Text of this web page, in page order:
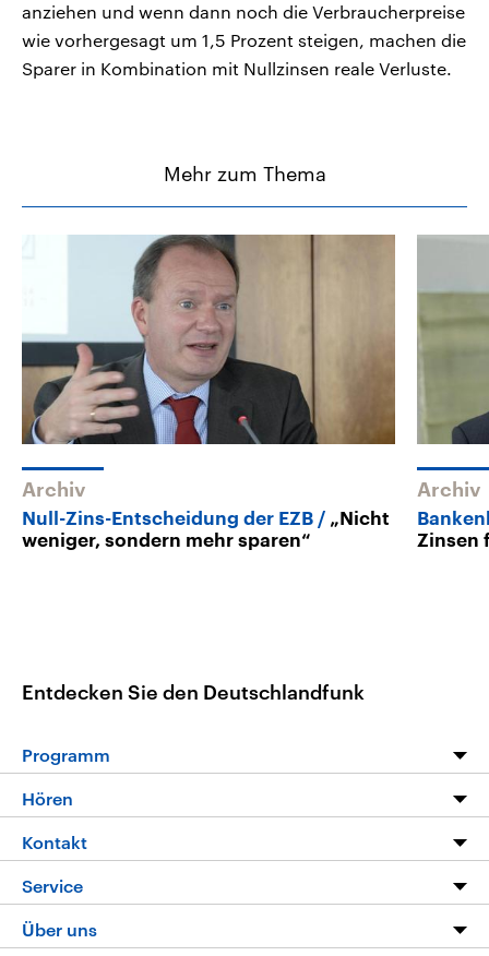
anziehen und wenn dann noch die Verbraucherpreise
wie vorhergesagt um 1,5 Prozent steigen, machen die
Sparer in Kombination mit Nullzinsen reale Verluste.
Mehr zum Thema
Archiv
Null-Zins-Entscheidung der EZB
„Nicht
weniger, sondern mehr sparen“
Archiv
Zinsen
Entdecken Sie den Deutschlandfunk
Programm
Programm
Die Nachrichten
Nachrichtenleicht
Neue Beiträge auf dlf.de
Hören
Livestream
Podcasts
Deutschlandfunk App
Kontakt
Hörerservice
Service
FAQ
Über uns